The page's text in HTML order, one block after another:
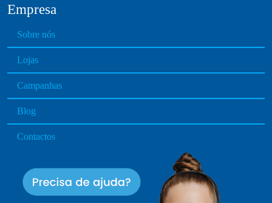
Empresa
Sobre nós
Lojas
Campanhas
Blog
Contactos